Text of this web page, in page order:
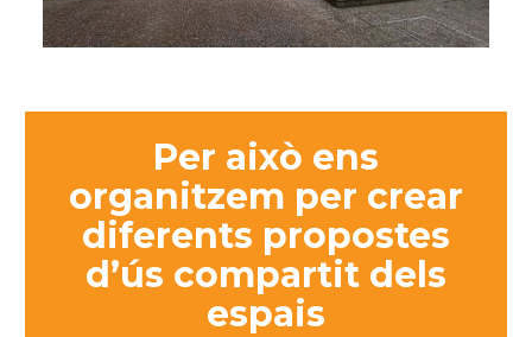
Per això ens
organitzem per crear
diferents propostes
d’ús compartit dels
espais